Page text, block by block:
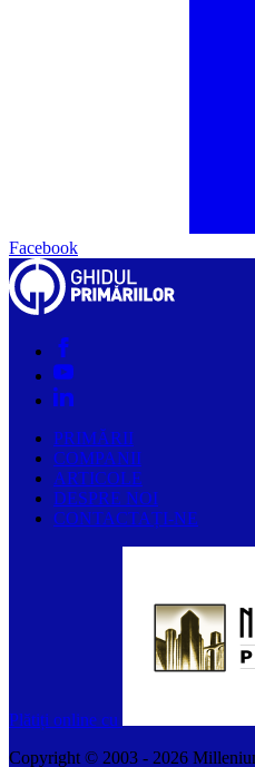
Facebook
PRIMĂRII
COMPANII
ARTICOLE
DESPRE NOI
CONTACTAȚI-NE
Plătiți online cu
Copyright © 2003 - 2026